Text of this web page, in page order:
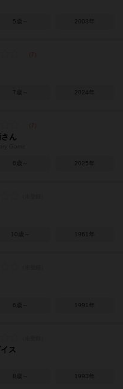
5歳～ 2003年
7歳～ 2024年
ん
6歳～ 2025年
10歳～ 1961年
6歳～ 1991年
ス
8歳～ 1993年